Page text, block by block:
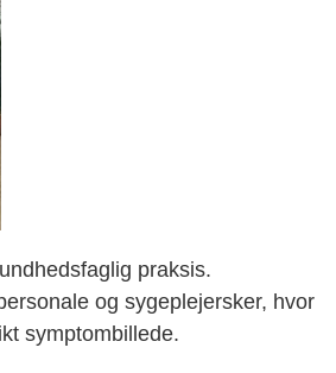
praksis.
og sygeplejersker, hvor
symptombillede.